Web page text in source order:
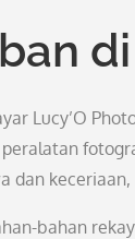
Lucy’O
dan
bahan